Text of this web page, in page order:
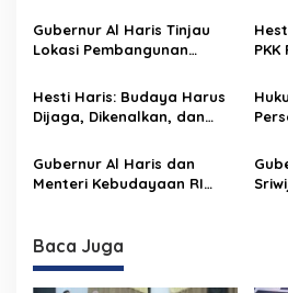
o
Pintar, Dorong
Transformasi Digital
Pendidikan di Jambi
Gubernur Al Haris Tinjau
Lokasi Pembangunan
Pembangunan BTN Bungo
Green City
dari
Hesti Haris: Budaya Harus
Dijaga, Dikenalkan, dan
Gubernur Al Haris dan
Menteri Kebudayaan RI
Indonesia”, Perkuat
Pelestarian Budaya dan
Baca Juga